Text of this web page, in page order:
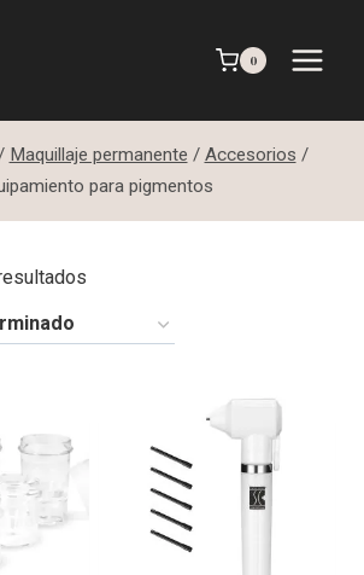
0
Maquillaje permanente / Accesorios /
para pigmentos